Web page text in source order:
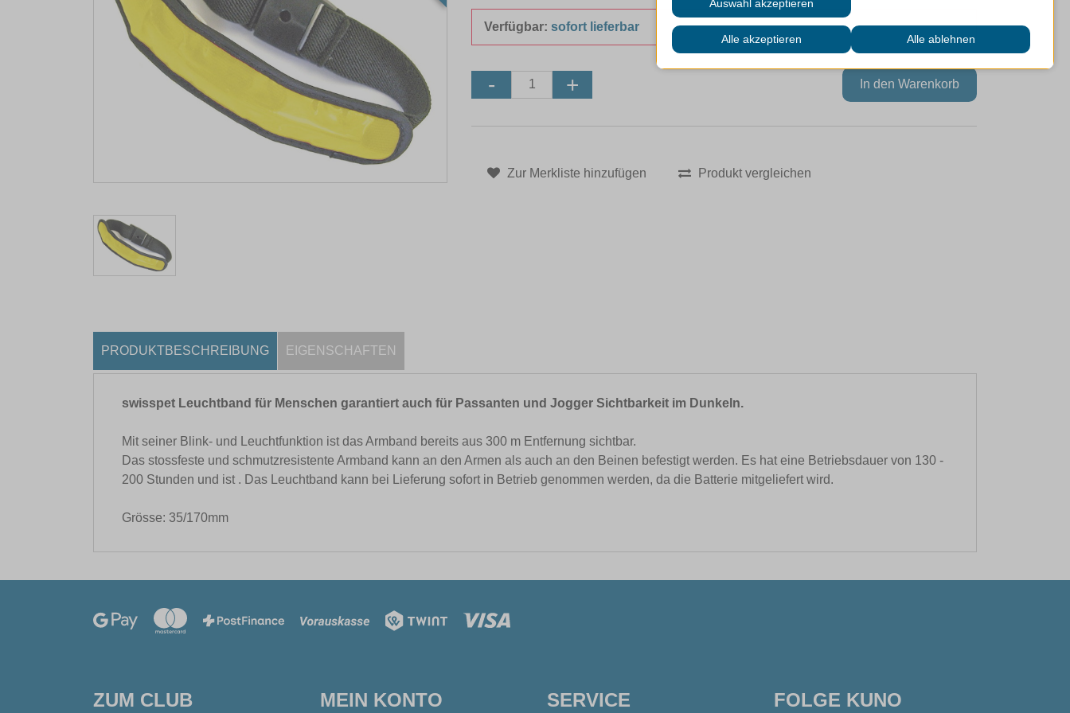
Verfügbar: sofort lieferbar
Zur Merkliste hinzufügen Produkt vergleichen
PRODUKTBESCHREIBUNG EIGENSCHAFTEN
swisspet Leuchtband für Menschen garantiert auch für Passanten und Jogger Sichtbarkeit im Dunkeln.
Mit seiner Blink- und Leuchtfunktion ist das Armband bereits aus 300 m Entfernung sichtbar.
Das stossfeste und schmutzresistente Armband kann an den Armen als auch an den Beinen befestigt werden. Es hat eine Betriebsdauer von 130 -
200 Stunden und ist . Das Leuchtband kann bei Lieferung sofort in Betrieb genommen werden, da die Batterie mitgeliefert wird.
Grösse: 35/170mm
ZUM CLUB MEIN KONTO SERVICE FOLGE KUNO